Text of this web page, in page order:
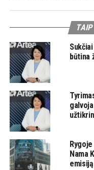
būtina
Nama